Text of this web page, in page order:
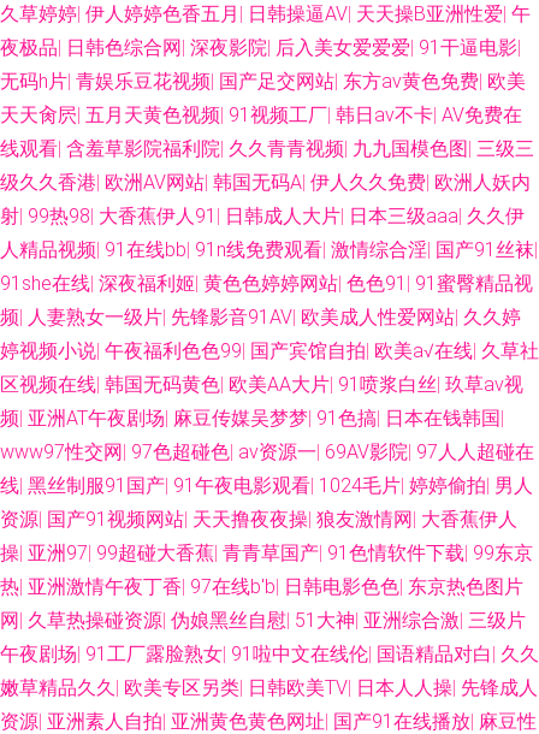
久草婷婷| 伊人婷婷色香五月 | 日韩操逼AV| 天天操B亚洲性爱| 午
夜极品| 日韩色综合网| 深夜影院| 后入美女爱爱爱| 91干逼电影|
无码h片| 青娱乐豆花视频| 国产足交网站| 东方av黄色免费| 欧美
天天肏屄| 五月天黄色视频| 91视频工厂| 韩日av不卡| AV免费在
线观看| 含羞草影院福利院| 久久青青视频| 九九国模色图| 三级三
级久久香港| 欧洲AV网站| 韩国无码A| 伊人久久免费| 欧洲人妖内
射| 99热98| 大香蕉伊人91 | 日韩成人大片| 日本三级aaa| 久久伊
人精品视频| 91在线bb| 91n线免费观看| 激情综合淫| 国产91丝袜|
91she在线| 深夜福利姬| 黄色色婷婷网站| 色色91 | 91蜜臀精品视
频| 人妻熟女一级片| 先锋影音91AV| 欧美成人性爱网站| 久久婷
婷视频小说| 午夜福利色色99| 国产宾馆自拍| 欧美a√在线| 久草社
区视频在线| 韩国无码黄色| 欧美AA大片| 91喷浆白丝| 玖草aⅴ视
频| 亚洲AT午夜剧场| 麻豆传媒吴梦梦| 91色搞| 日本在钱韩国|
www97性交网| 97色超碰色| av资源一| 69AV影院| 97人人超碰在
线| 黑丝制服91国产| 91午夜电影观看| 1024毛片| 婷婷偷拍| 男人
资源| 国产91视频网站| 天天撸夜夜操| 狼友激情网| 大香蕉伊人
操| 亚洲97| 99超碰大香蕉| 青青草国产| 91色情软件下载| 99东京
热| 亚洲激情午夜丁香| 97在线b'b| 日韩电影色色| 东京热色图片
网| 久草热操碰资源| 伪娘黑丝自慰| 51大神| 亚洲综合激| 三级片
午夜剧场| 91工厂露脸熟女| 91啦中文在线伦| 国语精品对白| 久久
嫩草精品久久| 欧美专区另类| 日韩欧美TV| 日本人人操| 先锋成人
资源| 亚洲素人自拍| 亚洲黄色黄色网址| 国产91在线播放| 麻豆性